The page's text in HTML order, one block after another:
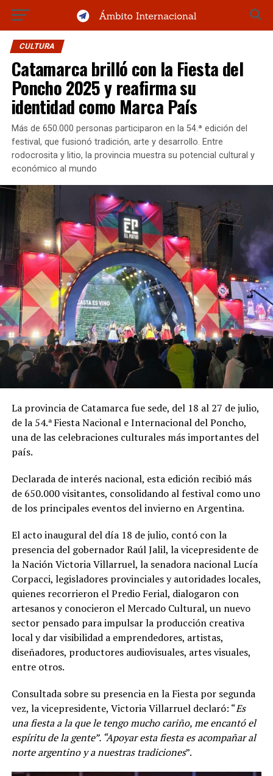
CULTURA
Catamarca brilló con la Fiesta del
Poncho 2025 y reafirma su
identidad como Marca País
Más de 650.000 personas participaron en la 54.ª edición del
festival, que fusionó tradición, arte y desarrollo. Entre
rodocrosita y litio, la provincia muestra su potencial cultural y
económico al mundo
La provincia de Catamarca fue sede, del 18 al 27 de julio,
de la 54.ª Fiesta Nacional e Internacional del Poncho,
una de las celebraciones culturales más importantes del
país.
Declarada de interés nacional, esta edición recibió más
de 650.000 visitantes, consolidando al festival como uno
de los principales eventos del invierno en Argentina.
El acto inaugural del día 18 de julio, contó con la
presencia del gobernador Raúl Jalil, la vicepresidente de
la Nación Victoria Villarruel, la senadora nacional Lucía
Corpacci, legisladores provinciales y autoridades locales,
quienes recorrieron el Predio Ferial, dialogaron con
artesanos y conocieron el Mercado Cultural, un nuevo
sector pensado para impulsar la producción creativa
local y dar visibilidad a emprendedores, artistas,
diseñadores, productores audiovisuales, artes visuales,
entre otros.
Consultada sobre su presencia en la Fiesta por segunda
vez, la vicepresidente, Victoria Villarruel declaró: “Es
una fiesta a la que le tengo mucho cariño, me encantó el
espíritu de la gente”. “Apoyar esta fiesta es acompañar al
norte argentino y a nuestras tradiciones”.